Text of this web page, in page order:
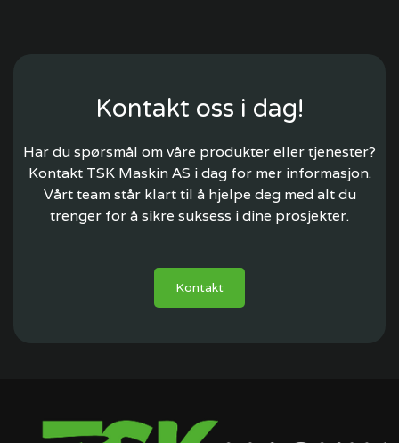
Kontakt oss i dag!
Har du spørsmål om våre produkter eller tjenester?
Kontakt TSK Maskin AS i dag for mer informasjon.
Vårt team står klart til å hjelpe deg med alt du
trenger for å sikre suksess i dine prosjekter.
Kontakt